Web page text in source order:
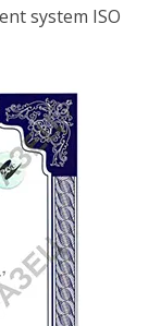
system ISO